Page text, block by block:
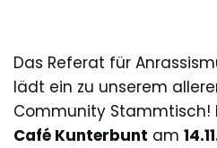
Das Referat für
lädt ein zu unserem
Community Stammtisch!
Café Kunterbunt am